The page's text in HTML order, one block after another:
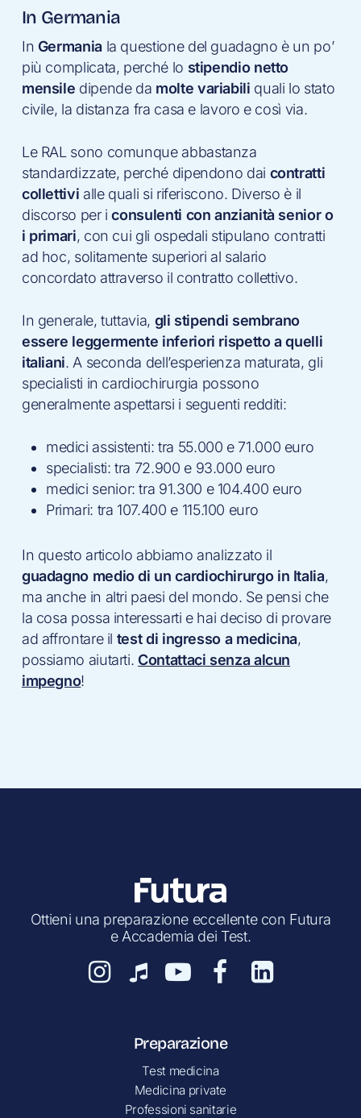
In Germania
In Germania la questione del guadagno è un po’
più complicata, perché lo stipendio netto
mensile dipende da molte variabili quali lo stato
civile, la distanza fra casa e lavoro e così via.
Le RAL sono comunque abbastanza
standardizzate, perché dipendono dai contratti
collettivi alle quali si riferiscono. Diverso è il
discorso per iconsulenti con anzianità senior o
i primari, con cui gli ospedali stipulano contratti
ad hoc, solitamente superiori al salario
concordato attraverso il contratto collettivo.
In generale, tuttavia, gli stipendi sembrano
essere leggermente inferiori rispetto a quelli
italiani. A seconda dell’esperienza maturata, gli
specialisti in cardiochirurgia possono
generalmente aspettarsi i seguenti redditi:
medici assistenti: tra 55.000 e 71.000 euro
specialisti: tra 72.900 e 93.000 euro
medici senior: tra 91.300 e 104.400 euro
Primari: tra 107.400 e 115.100 euro
In questo articolo abbiamo analizzato il
guadagno medio di un cardiochirurgo in Italia,
ma anche in altri paesi del mondo. Se pensi che
la cosa possa interessarti e hai deciso di provare
ad affrontare il test di ingresso a medicina,
possiamo aiutarti. Contattaci senza alcun
impegno!
Ottieni una preparazione eccellente con Futura
e Accademia dei Test.
Preparazione
Test medicina
Medicina private
Professioni sanitarie